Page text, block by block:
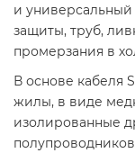
и универсальный
защиты, труб,
промерзания в
В основе кабеля
жилы, в виде
изолированные